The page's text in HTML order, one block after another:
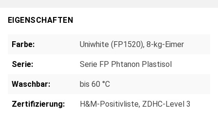
EIGENSCHAFTEN
Farbe: Uniwhite (FP1520), 8-kg-Eimer
Serie: Serie FP Phtanon Plastisol
Waschbar: bis 60 °C
Zertifizierung: H&M-Positivliste, ZDHC-Level 3